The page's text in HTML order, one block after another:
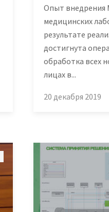
Опыт внедрения
медицинских
результате
достигнута
обработка всех
лицах в...
20 декабря 2019